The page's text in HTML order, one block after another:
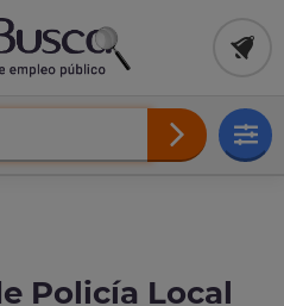
Policía Local